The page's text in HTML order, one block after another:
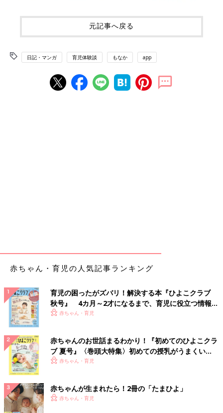
元記事へ戻る
日記・マンガ 育児体験談 もなか app
赤ちゃん・育児の人気記事ランキング
育児の困ったがズバリ！解決する本『ひよこクラブ
秋号』 4カ月～2才になるまで、育児に役立つ情報が
いっぱい！
赤ちゃん・育児
赤ちゃんのお世話まるわかり！『初めてのひよこクラ
ブ 夏号』〈巻頭大特集〉初めての授乳がうまくい
く！ おっぱい・ミルクの基本と夏のトラブル 解決テ
赤ちゃん・育児
赤ちゃんが生まれたら！2冊の「たまひよ」
赤ちゃん・育児